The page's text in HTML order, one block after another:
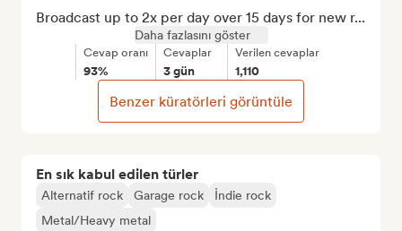
En sık kabul edilen türler
Alternatif rock Garage rock
İndie rock
Metal/Heavy metal
Broadcast up to 2x per day over 15 days for new r...
Daha fazlasını göster
Cevap oranı
93%
Cevaplar
3 gün
Verilen cevaplar
1,110
Benzer küratörleri görüntüle